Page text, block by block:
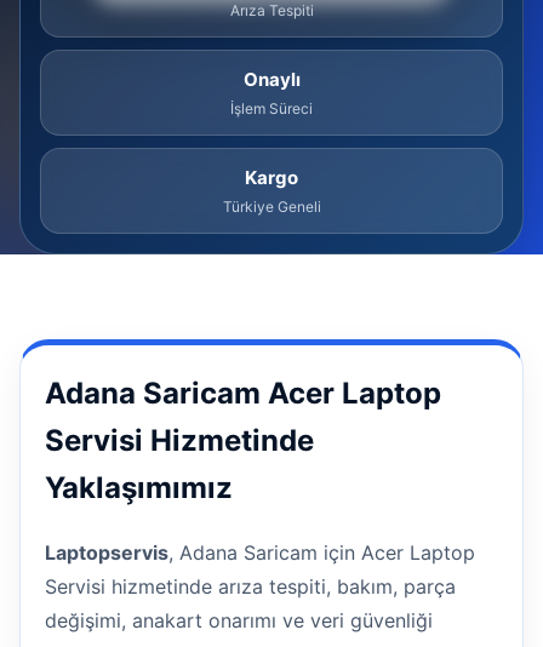
Arıza Tespiti
Onaylı
İşlem Süreci
Kargo
Türkiye Geneli
Adana Saricam Acer Laptop
Servisi Hizmetinde
Yaklaşımımız
Laptopservis, Adana Saricam için Acer Laptop
Servisi hizmetinde arıza tespiti, bakım, parça
değişimi, anakart onarımı ve veri güvenliği